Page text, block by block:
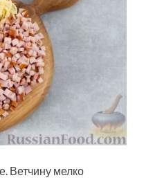
Ветчину мелко